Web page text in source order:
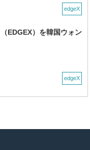
edgeX
EDGEX）を韓国ウォン
edgeX